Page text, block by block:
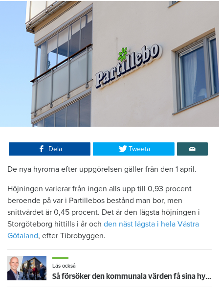
Dela Tweeta
De nya hyrorna efter uppgörelsen gäller från den 1 april.
Höjningen varierar från ingen alls upp till 0,93 procent
beroende på var i Partillebos bestånd man bor, men
snittvärdet är 0,45 procent. Det är den lägsta höjningen i
Storgöteborg hittills i år och den näst lägsta i hela Västra
Götaland, efter Tibrobyggen.
Läs också
Så försöker den kommunala värden få sina hyresgäster att flytta